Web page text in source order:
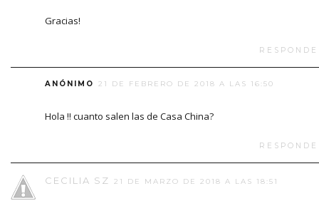
Gracias!
ANÓNIMO 21 DE FEBRERO DE 2018 A LAS 16:50
Hola !! cuanto salen las de Casa China?
CECILIA SZ 21 DE MARZO DE 2018 A LAS 18:51